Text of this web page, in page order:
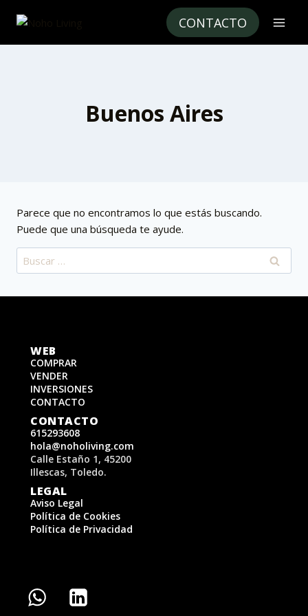
CONTACTO
Buenos Aires
Parece que no encontramos lo que estás buscando.
Puede que una búsqueda te ayude.
WEB
COMPRAR
VENDER
INVERSIONES
CONTACTO
CONTACTO
615293608
hola@noholiving.com
Calle Estaño 1, 45200
Illescas, Toledo.
LEGAL
Aviso Legal
Política de Cookies
Política de Privacidad